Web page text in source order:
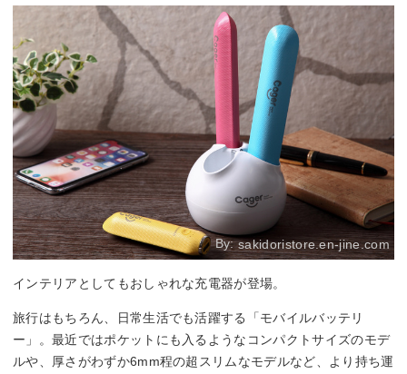
By:sakidoristore.en-jine.com
インテリアとしてもおしゃれな充電器が登場。
旅行はもちろん、日常生活でも活躍する「モバイルバッテリ
ー」。最近ではポケットにも入るようなコンパクトサイズのモデ
ルや、厚さがわずか6mm程の超スリムなモデルなど、より持ち運